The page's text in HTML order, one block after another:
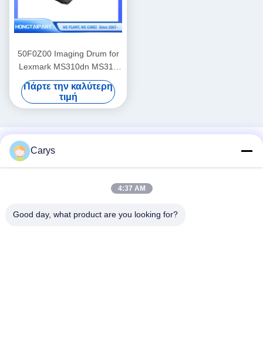
50F0Z00 Imaging Drum for
Lexmark MS310dn MS312
MS315 MS410 MS415
MS610 Printer
Πάρτε την καλύτερη
τιμή
Carys
4:37 AM
Good day, what product are you looking for?